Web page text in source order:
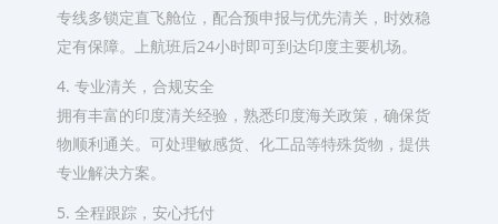
专线多锁定直飞舱位，配合预申报与优先清关，时效稳
定有保障。上航班后24小时即可到达印度主要机场。
4. 专业清关，合规安全
拥有丰富的印度清关经验，熟悉印度海关政策，确保货
物顺利通关。可处理敏感货、化工品等特殊货物，提供
专业解决方案。
5. 全程跟踪，安心托付